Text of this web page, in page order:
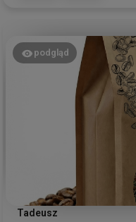
podgląd
Tadeusz